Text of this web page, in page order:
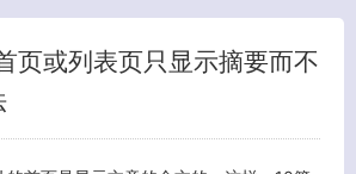
页或列表页只显示摘要而不
关闭弹窗